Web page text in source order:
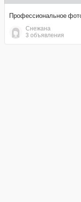
Снежана
3 объявления